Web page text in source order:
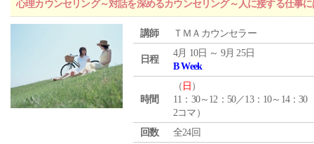
心理カウンセリング～対話を深めるカウンセリング～人に接する仕事
講師 ＴＭＡカウンセラー
日程
4月 10日 ～ 9月 25日
B Week
時間
（ 日 ）
11：30～12：50／13：10～14：30
2コマ）
回数
全24回